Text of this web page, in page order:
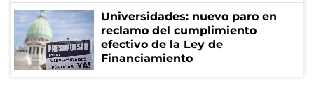
Universidades: nuevo paro en
reclamo del cumplimiento
efectivo de la Ley de
Financiamiento